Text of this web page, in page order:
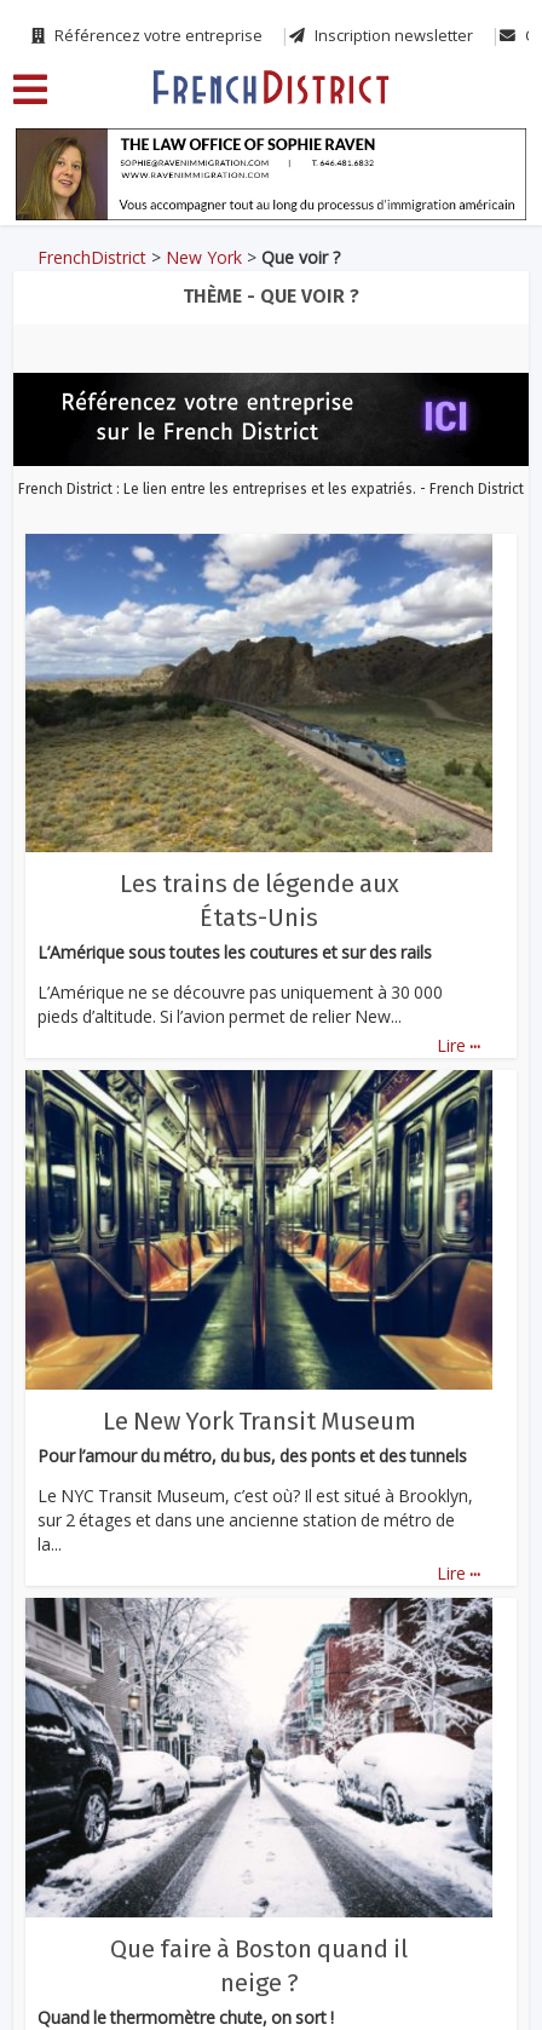
Référencez votre entreprise Inscription newsletter
FrenchDistrict > New York >Que voir ?
THÈME - QUE VOIR ?
French District : Le lien entre les entreprises et les expatriés. - French District
Les trains de légende aux
États-Unis
L’Amérique sous toutes les coutures et sur des rails
L’Amérique ne se découvre pas uniquement à 30 000
pieds d’altitude. Si l’avion permet de relier New...
Lire ...
Le New York Transit Museum
Pour l’amour du métro, du bus, des ponts et des tunnels
Le NYC Transit Museum, c’est où? Il est situé à Brooklyn,
sur 2 étages et dans une ancienne station de métro de
la...
Lire ...
Que faire à Boston quand il
neige ?
Quand le thermomètre chute, on sort !